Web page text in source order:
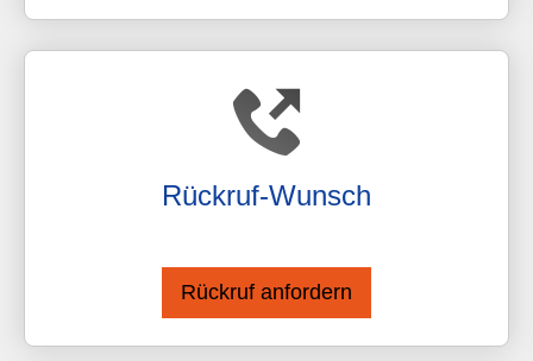
Rück­ruf-Wunsch